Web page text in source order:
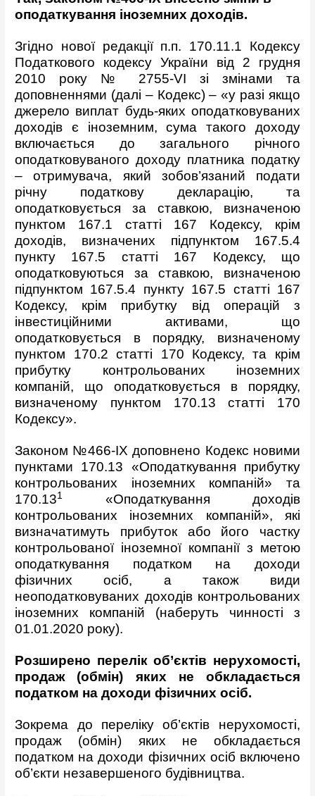
оподаткування іноземних доходів.
Згідно нової редакції п.п. 170.11.1 Кодексу
Податкового кодексу України від 2 грудня
2010 року № 2755-VI зі змінами та
доповненнями (далі – Кодекс) – «у разі якщо
джерело виплат будь-яких оподатковуваних
доходів є іноземним, сума такого доходу
включається до загального річного
оподатковуваного доходу платника податку
– отримувача, який зобов’язаний подати
річну податкову декларацію, та
оподатковується за ставкою, визначеною
пунктом 167.1 статті 167 Кодексу, крім
доходів, визначених підпунктом 167.5.4
пункту 167.5 статті 167 Кодексу, що
оподатковуються за ставкою, визначеною
підпунктом 167.5.4 пункту 167.5 статті 167
Кодексу, крім прибутку від операцій з
інвестиційними активами, що
оподатковується в порядку, визначеному
пунктом 170.2 статті 170 Кодексу, та крім
прибутку контрольованих іноземних
компаній, що оподатковується в порядку,
визначеному пунктом 170.13 статті 170
Кодексу».
Законом №466-IX доповнено Кодекс новими
пунктами 170.13 «Оподаткування прибутку
контрольованих іноземних компаній» та
170.131
«Оподаткування доходів
контрольованих іноземних компаній», які
визначатимуть прибуток або його частку
контрольованої іноземної компанії з метою
оподаткування податком на доходи
фізичних осіб, а також види
неоподатковуваних доходів контрольованих
іноземних компаній (наберуть чинності з
01.01.2020 року).
Розширено перелік об’єктів нерухомості,
продаж (обмін) яких не обкладається
податком на доходи фізичних осіб.
Зокрема до переліку об’єктів нерухомості,
продаж (обмін) яких не обкладається
податком на доходи фізичних осіб включено
об’єкти незавершеного будівництва.